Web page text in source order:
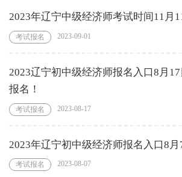
2023年辽宁中级经济师考试时间11月
考试报名 2023-09-01
2023辽宁初中级经济师报名入口8月
报名！
考试报名 2023-08-17
2023年辽宁初中级经济师报名入口8
考试报名 2023-08-07